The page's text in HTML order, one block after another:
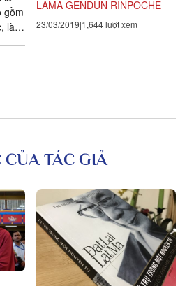
gồm
làm
hệ
không chỉ một lần mà vô số
lần. Nhưng hiện tại...
LAMA GENDUN RINPOCHE
23/03/2019 1,644 lượt xem
TÁC GIẢ